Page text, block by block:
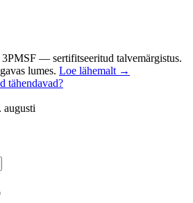
3PMSF — sertifitseeritud talvemärgistus.
lumes. Loe lähemalt →
tähendavad?
augusti